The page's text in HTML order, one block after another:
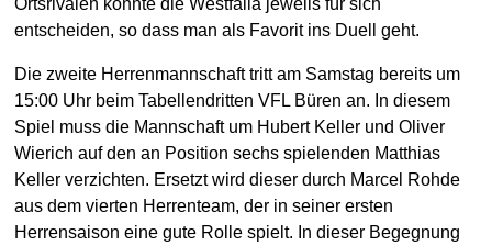
Ortsrivalen konnte die Westfalia jeweils für sich
entscheiden, so dass man als Favorit ins Duell geht.
Die zweite Herrenmannschaft tritt am Samstag bereits um
15:00 Uhr beim Tabellendritten VFL Büren an. In diesem
Spiel muss die Mannschaft um Hubert Keller und Oliver
Wierich auf den an Position sechs spielenden Matthias
Keller verzichten. Ersetzt wird dieser durch Marcel Rohde
aus dem vierten Herrenteam, der in seiner ersten
Herrensaison eine gute Rolle spielt. In dieser Begegnung